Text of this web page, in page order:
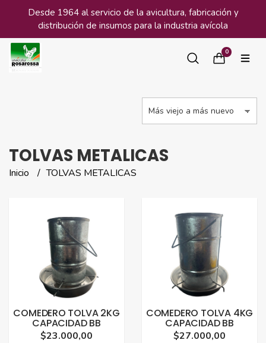
Desde 1964 al servicio de la avicultura, fabricación y
distribución de insumos para la industria avícola
0
TOLVAS METALICAS
Inicio TOLVAS METALICAS
COMEDERO TOLVA 2KG
CAPACIDAD BB
$23.000,00
COMEDERO TOLVA 4KG
CAPACIDAD BB
$27.000,00